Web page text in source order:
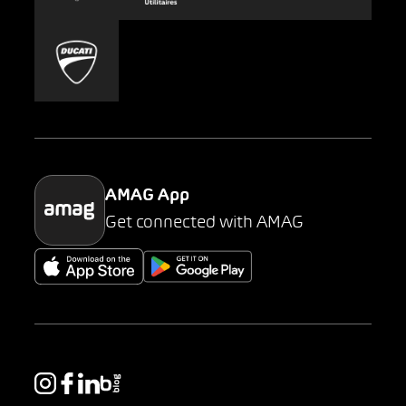
Carsharing
Mobility-as-a-Service
Parking
AMAG App
Get connected with AMAG